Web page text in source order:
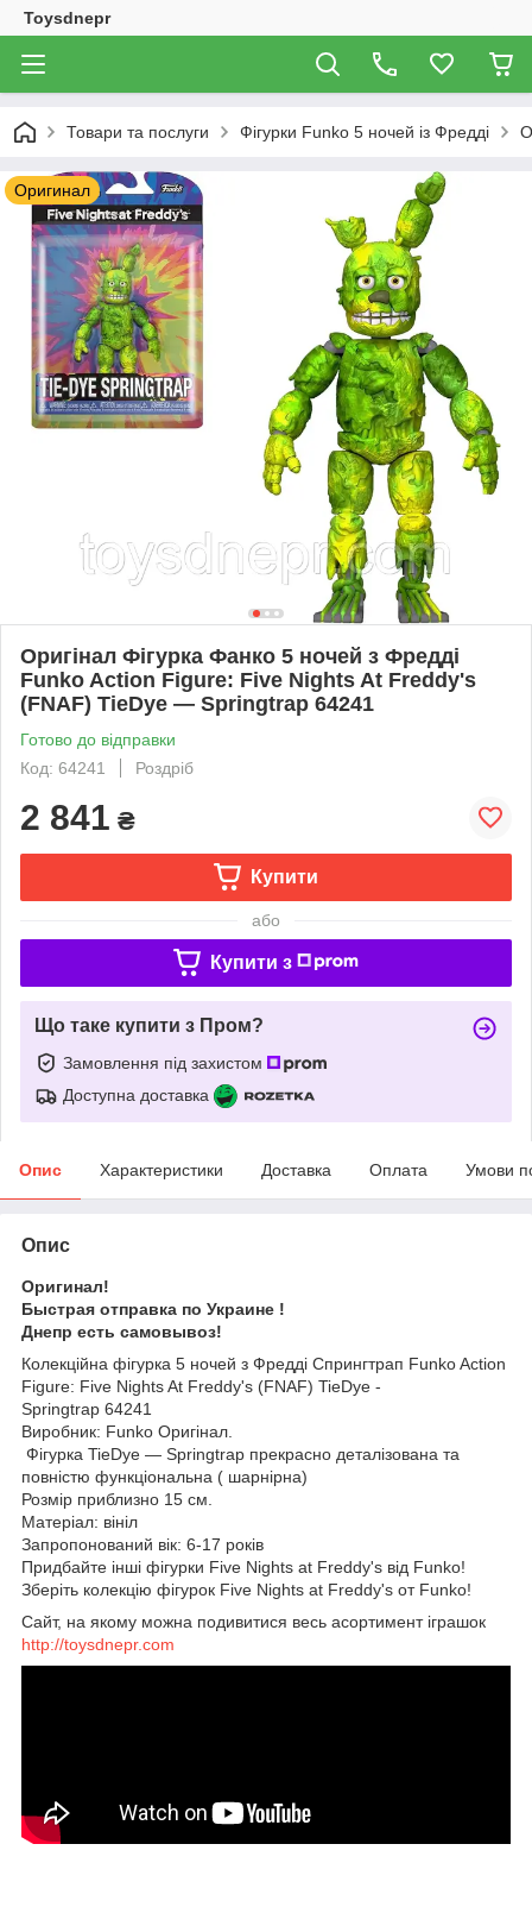
Toysdnepr
Товари та послуги Фігурки Funko 5 ночей із Фредді
Оригинал
Оригінал Фігурка Фанко 5 ночей з Фредді
Funko Action Figure: Five Nights At Freddy's
(FNAF) TieDye — Springtrap 64241
Готово до відправки
Код: ‎64241
Роздріб
2 841 ₴
Купити
або
Купити з
Що таке купити з Пром?
Замовлення під захистом
Доступна доставка
Опис Характеристики Доставка Оплата Умови
Опис
Оригинал!
Быстрая отправка по Украине !
Днепр есть самовывоз!
Колекційна фігурка 5 ночей з Фредді Спрингтрап Funko Action
Figure: Five Nights At Freddy's (FNAF) TieDye -
Springtrap ‎64241
Виробник: Funko Оригінал.
Фігурка TieDye — Springtrap прекрасно деталізована та
повністю функціональна ( шарнірна)
Розмір приблизно 15 см.
Матеріал: вініл
Запропонований вік: 6-17 років
Придбайте інші фігурки Five Nights at Freddy's від Funko!
Зберіть колекцію фігурок Five Nights at Freddy's от Funko!
Сайт, на якому можна подивитися весь асортимент іграшок
http://toysdnepr.com